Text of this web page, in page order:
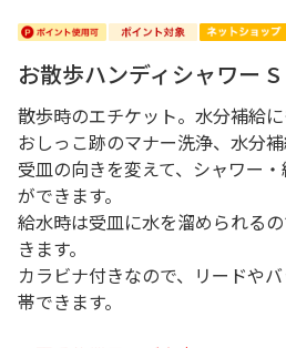
お散歩ハンディシャワー
散歩時のエチケット。水分補給
おしっこ跡のマナー洗浄、水分補
受皿の向きを変えて、シャワー
ができます。
給水時は受皿に水を溜められる
きます。
カラビナ付きなので、リードや
帯できます。